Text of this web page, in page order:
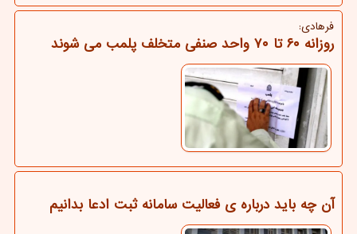
فرهادی:
روزانه ۶۰ تا ۷۰ واحد صنفی متخلف پلمب می شوند
آن چه باید درباره ی فعالیت سامانه ثبت ادعا بدانیم